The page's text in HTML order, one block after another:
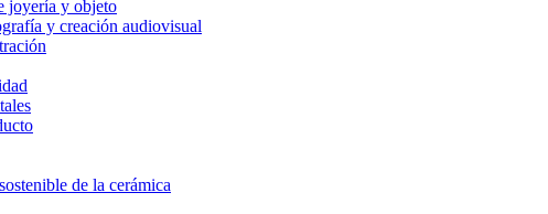
joyería y objeto
y creación audiovisual
de la cerámica